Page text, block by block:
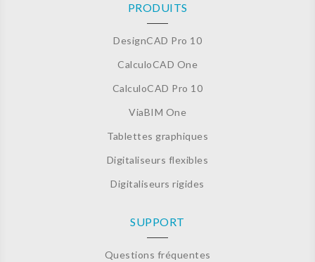
PRODUITS
DesignCAD Pro 10
CalculoCAD One
CalculoCAD Pro 10
ViaBIM One
Tablettes graphiques
Digitaliseurs flexibles
Digitaliseurs rigides
SUPPORT
Questions fréquentes